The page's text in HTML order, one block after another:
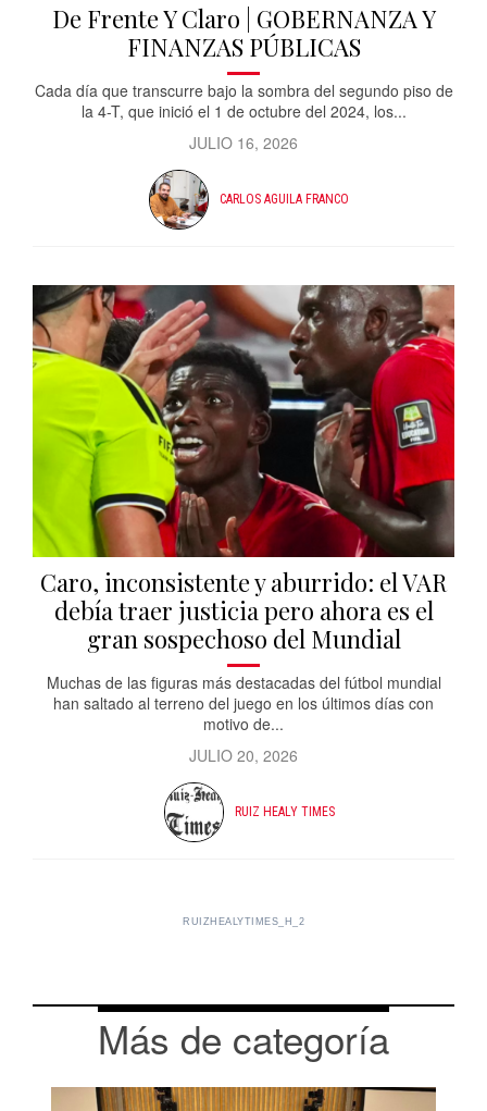
De Frente Y Claro | GOBERNANZA Y
FINANZAS PÚBLICAS
Cada día que transcurre bajo la sombra del segundo piso de
la 4-T, que inició el 1 de octubre del 2024, los...
JULIO 16, 2026
CARLOS AGUILA FRANCO
Caro, inconsistente y aburrido: el VAR
debía traer justicia pero ahora es el
gran sospechoso del Mundial
Muchas de las figuras más destacadas del fútbol mundial
han saltado al terreno del juego en los últimos días con
motivo de...
JULIO 20, 2026
RUIZ HEALY TIMES
RUIZHEALYTIMES_H_2
Más de categoría